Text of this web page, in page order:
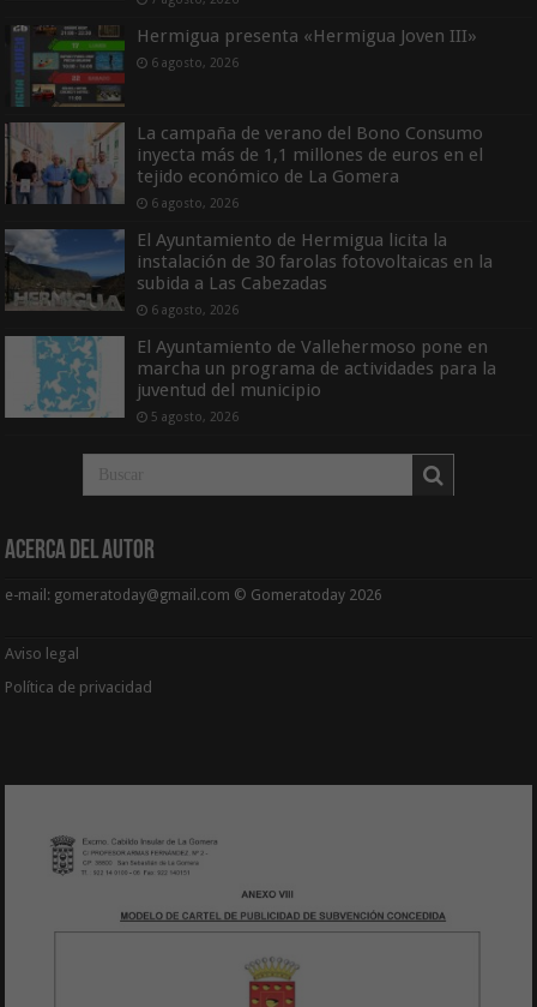
Hermigua presenta «Hermigua Joven III»
6 agosto, 2026
La campaña de verano del Bono Consumo
inyecta más de 1,1 millones de euros en el
tejido económico de La Gomera
6 agosto, 2026
El Ayuntamiento de Hermigua licita la
instalación de 30 farolas fotovoltaicas en la
subida a Las Cabezadas
6 agosto, 2026
El Ayuntamiento de Vallehermoso pone en
marcha un programa de actividades para la
juventud del municipio
5 agosto, 2026
Acerca del Autor
e-mail: gomeratoday@gmail.com © Gomeratoday 2026
Aviso legal
Política de privacidad